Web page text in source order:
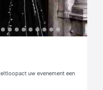
uw evenement een